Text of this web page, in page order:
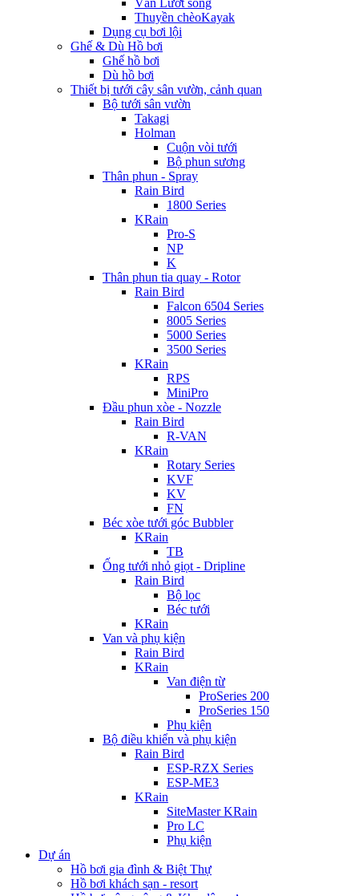
Ván Lướt sóng
Thuyền chèoKayak
Dụng cụ bơi lội
Ghế & Dù Hồ bơi
Ghế hồ bơi
Dù hồ bơi
Thiết bị tưới cây sân vườn, cảnh quan
Bộ tưới sân vườn
Takagi
Holman
Cuộn vòi tưới
Bộ phun sương
Thân phun - Spray
Rain Bird
1800 Series
KRain
Pro-S
NP
K
Thân phun tia quay - Rotor
Rain Bird
Falcon 6504 Series
8005 Series
5000 Series
3500 Series
KRain
RPS
MiniPro
Đầu phun xòe - Nozzle
Rain Bird
R-VAN
KRain
Rotary Series
KVF
KV
FN
Béc xòe tưới góc Bubbler
KRain
TB
Ống tưới nhỏ giọt - Dripline
Rain Bird
Bộ lọc
Béc tưới
KRain
Van và phụ kiện
Rain Bird
KRain
Van điện từ
ProSeries 200
ProSeries 150
Phụ kiện
Bộ điều khiển và phụ kiện
Rain Bird
ESP-RZX Series
ESP-ME3
KRain
SiteMaster KRain
Pro LC
Phụ kiện
Dự án
Hồ bơi gia đình & Biệt Thự
Hồ bơi khách sạn - resort